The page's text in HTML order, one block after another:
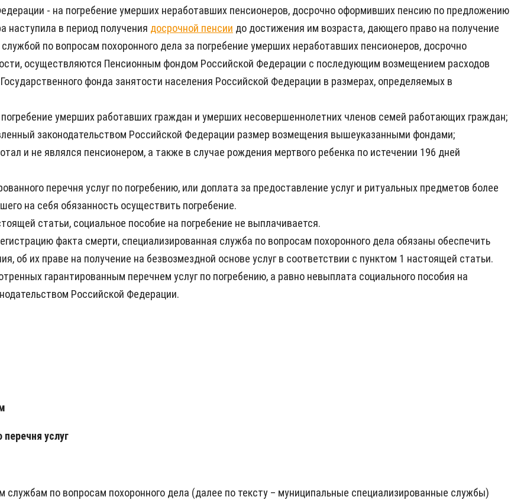
- на погребение умерших неработавших пенсионеров, досрочно оформивших пенсию по предложению
наступила в период получения досрочной пенсии до достижения им возраста, дающего право на получение
по вопросам похоронного дела за погребение умерших неработавших пенсионеров, досрочно
осуществляются Пенсионным фондом Российской Федерации с последующим возмещением расходов
фонда занятости населения Российской Федерации в размерах, определяемых в
умерших работавших граждан и умерших несовершеннолетних членов семей работающих граждан;
законодательством Российской Федерации размер возмещения вышеуказанными фондами;
и не являлся пенсионером, а также в случае рождения мертвого ребенка по истечении 196 дней
перечня услуг по погребению, или доплата за предоставление услуг и ритуальных предметов более
на себя обязанность осуществить погребение.
статьи, социальное пособие на погребение не выплачивается.
факта смерти, специализированная служба по вопросам похоронного дела обязаны обеспечить
об их праве на получение на безвозмездной основе услуг в соответствии с пунктом 1 настоящей статьи.
гарантированным перечнем услуг по погребению, а равно невыплата социального пособия на
Российской Федерации.
услуг
по вопросам похоронного дела (далее по тексту – муниципальные специализированные службы)